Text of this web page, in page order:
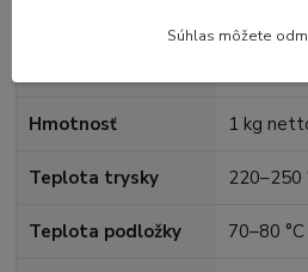
Hmotnosť 1 kg
Teplota trysky 220–250
Teplota podložky 70–80 °C
Súhlas môžete